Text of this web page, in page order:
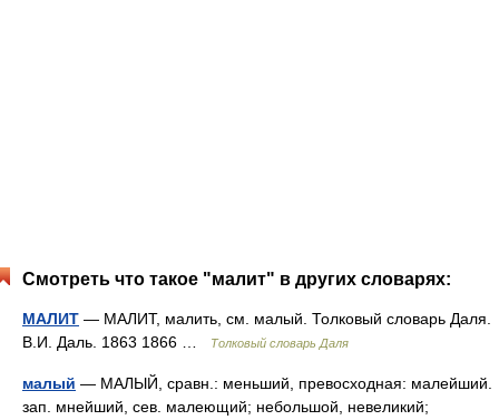
Смотреть что такое "малит" в других словарях:
МАЛИТ — МАЛИТ, малить, см. малый. Толковый словарь Даля.
В.И. Даль. 1863 1866 …
Толковый словарь Даля
малый — МАЛЫЙ, сравн.: меньший, превосходная: малейший.
зап. мнейший, сев. малеющий; небольшой, невеликий;